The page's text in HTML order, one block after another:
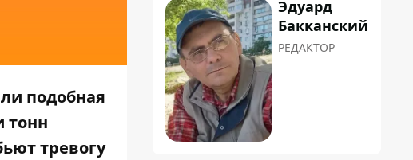
подобная
тонн
тревогу
Эдуард
Бакканский
РЕДАКТОР